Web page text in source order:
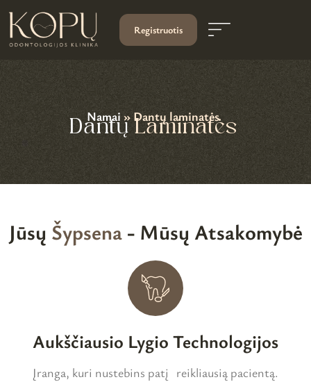
Registruotis
Namai »Dantų laminatės
DantųLaminatės
Jūsų Šypsena- Mūsų Atsakomybė
Aukščiausio Lygio Technologijos
Įranga, kuri nustebins patį reikliausią pacientą.